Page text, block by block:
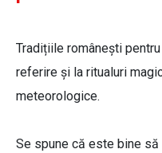
Tradițiile românești
referire și la ritualuri
meteorologice.
Se spune că este bine